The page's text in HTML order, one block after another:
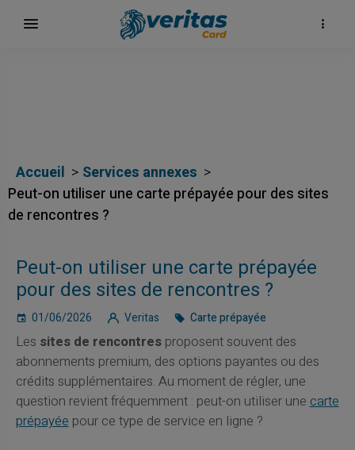
Accueil
Services annexes
Peut-on utiliser une carte prépayée pour des sites
de rencontres ?
Peut-on utiliser une carte prépayée
pour des sites de rencontres ?
01/06/2026 Veritas Carte prépayée
Les sites de rencontresproposent souvent des
abonnements premium, des options payantes ou des
crédits supplémentaires. Au moment de régler, une
question revient fréquemment : peut-on utiliser unecarte
prépayéepour ce type de service en ligne ?